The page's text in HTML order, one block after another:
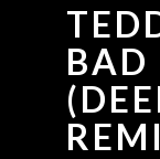
BAD